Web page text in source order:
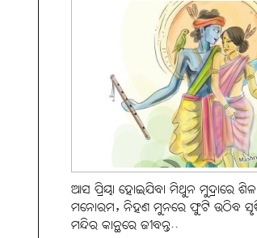
ଆସ ପ୍ରିୟା ହୋଇଯିବା ମିଥୁନ ମୁଦ୍ରାରେ
ମନୋରମ, ନିହଣ ମୁନରେ ଫୁଟି ଉଠିବ
ମନ୍ଦିର କାନ୍ଥରେ ଜୀବନ୍ତ..